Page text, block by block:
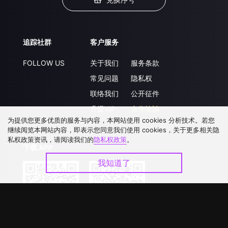
追踪社群
FOLLOW US
客户服务
关于我们
常见问题
联络我们
升级VIP
服务条款
隐私权
公开征件
合作洽談
为提供您更多优质的服务与内容，本网站使用 cookies 分析技术。若您
继续阅览本网站内容，即表示您同意我们使用 cookies，关于更多相关隐
私权政策资讯，请阅读我们的隐私权政策。
我知道了